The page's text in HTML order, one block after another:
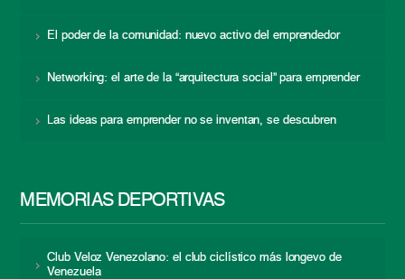
El poder de la comunidad: nuevo activo del emprendedor
Networking: el arte de la “arquitectura social” para emprender
Las ideas para emprender no se inventan, se descubren
MEMORIAS DEPORTIVAS
Club Veloz Venezolano: el club ciclístico más longevo de
Venezuela